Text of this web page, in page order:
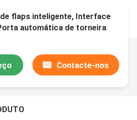
flaps inteligente, Interface
automática de torneira
Contacte-nos